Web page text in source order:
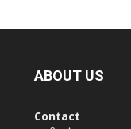
ABOUT US
Contact